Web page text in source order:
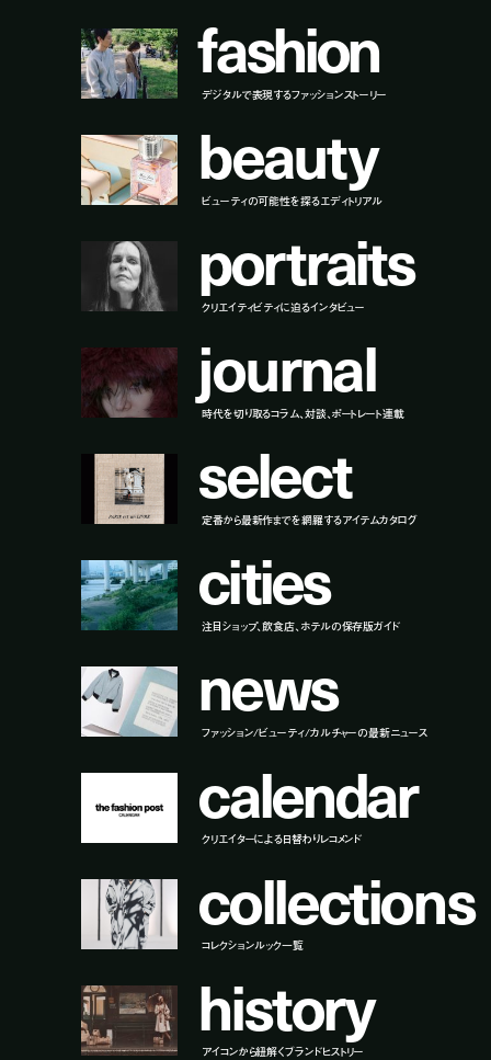
fashion
デジタルで表現するファッションストーリー
beauty
ビューティの可能性を探るエディトリアル
portraits
クリエイティビティに迫るインタビュー
journal
時代を切り取るコラム、対談、ポートレート連載
select
定番から最新作までを網羅するアイテムカタログ
cities
注目ショップ、飲食店、ホテルの保存版ガイド
news
ファッション/ビューティ/カルチャーの最新ニュース
calendar
クリエイターによる日替わりレコメンド
collections
コレクションルック一覧
history
アイコンから紐解くブランドヒストリー